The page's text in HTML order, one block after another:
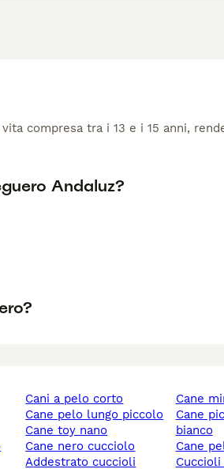
compresa tra i 13 e i 15 anni,
Andaluz?
cani a pelo corto
cane pelo lungo piccolo
cane toy nano
cane nero cucciolo
addestrato cuccioli
cane
cane piccola taglia
bianco
cane